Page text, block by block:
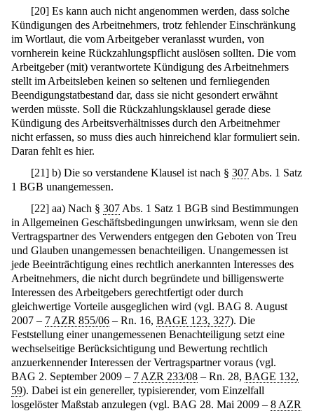
[20] Es kann auch nicht angenommen werden, dass solche
Kündigungen des Arbeitnehmers, trotz fehlender Einschränkung
im Wortlaut, die vom Arbeitgeber veranlasst wurden, von
vornherein keine Rückzahlungspflicht auslösen sollten. Die vom
Arbeitgeber (mit) verantwortete Kündigung des Arbeitnehmers
stellt im Arbeitsleben keinen so seltenen und fernliegenden
Beendigungstatbestand dar, dass sie nicht gesondert erwähnt
werden müsste. Soll die Rückzahlungsklausel gerade diese
Kündigung des Arbeitsverhältnisses durch den Arbeitnehmer
nicht erfassen, so muss dies auch hinreichend klar formuliert sein.
Daran fehlt es hier.
[21] b) Die so verstandene Klausel ist nach §307 Abs. 1 Satz
1 BGB unangemessen.
[22] aa) Nach §307 Abs. 1 Satz 1 BGB sind Bestimmungen
in Allgemeinen Geschäftsbedingungen unwirksam, wenn sie den
Vertragspartner des Verwenders entgegen den Geboten von Treu
und Glauben unangemessen benachteiligen. Unangemessen ist
jede Beeinträchtigung eines rechtlich anerkannten Interesses des
Arbeitnehmers, die nicht durch begründete und billigenswerte
Interessen des Arbeitgebers gerechtfertigt oder durch
gleichwertige Vorteile ausgeglichen wird (vgl. BAG 8. August
2007 – 7 AZR 855/06 – Rn. 16, BAGE 123, 327). Die
Feststellung einer unangemessenen Benachteiligung setzt eine
wechselseitige Berücksichtigung und Bewertung rechtlich
anzuerkennender Interessen der Vertragspartner voraus (vgl.
BAG 2. September 2009 – 7 AZR 233/08 – Rn. 28, BAGE 132,
59). Dabei ist ein genereller, typisierender, vom Einzelfall
losgelöster Maßstab anzulegen (vgl. BAG 28. Mai 2009 – 8 AZR